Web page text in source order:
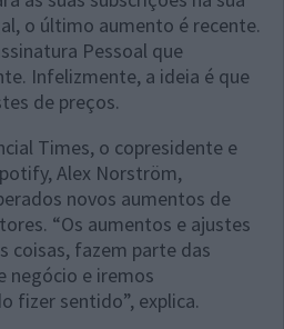
o último aumento é recente.
Pessoal que
Infelizmente, a ideia é que
de preços.
Times, o copresidente e
Alex Norström,
novos aumentos de
“Os aumentos e ajustes
coisas, fazem parte das
negócio e iremos
fizer sentido”, explica.